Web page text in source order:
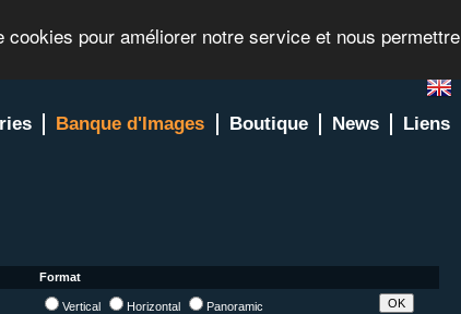
pour améliorer notre service et nous permettre
Banque d'Images Boutique News Liens
Format
Vertical Horizontal Panoramic